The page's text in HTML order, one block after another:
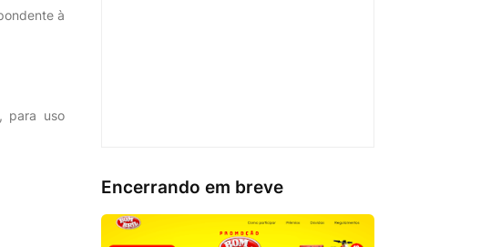
à
para uso
Encerrando em breve